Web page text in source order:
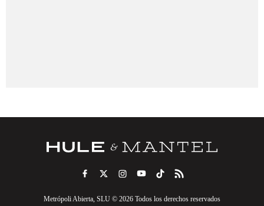
Metrópoli Abierta, SLU © 2026 Todos los derechos reservados